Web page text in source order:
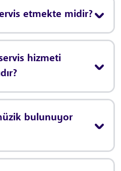
etmekte midir?
hizmeti
bulunuyor